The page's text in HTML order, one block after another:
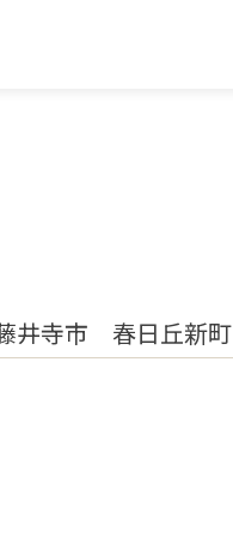
井寺市 春日丘新町